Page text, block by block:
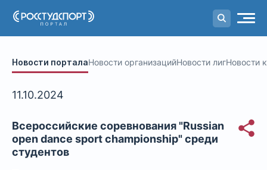
Порталстуденческого спорта
Новости порталаНовости организацийНовости лигНовости
11.10.2024
Всероссийские соревнования "Russian
open dance sport championship" среди
студентов